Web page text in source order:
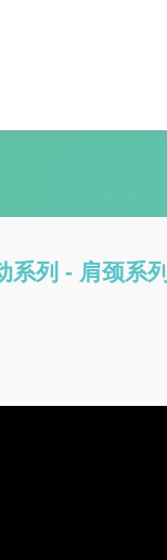
系列 - 肩颈系列